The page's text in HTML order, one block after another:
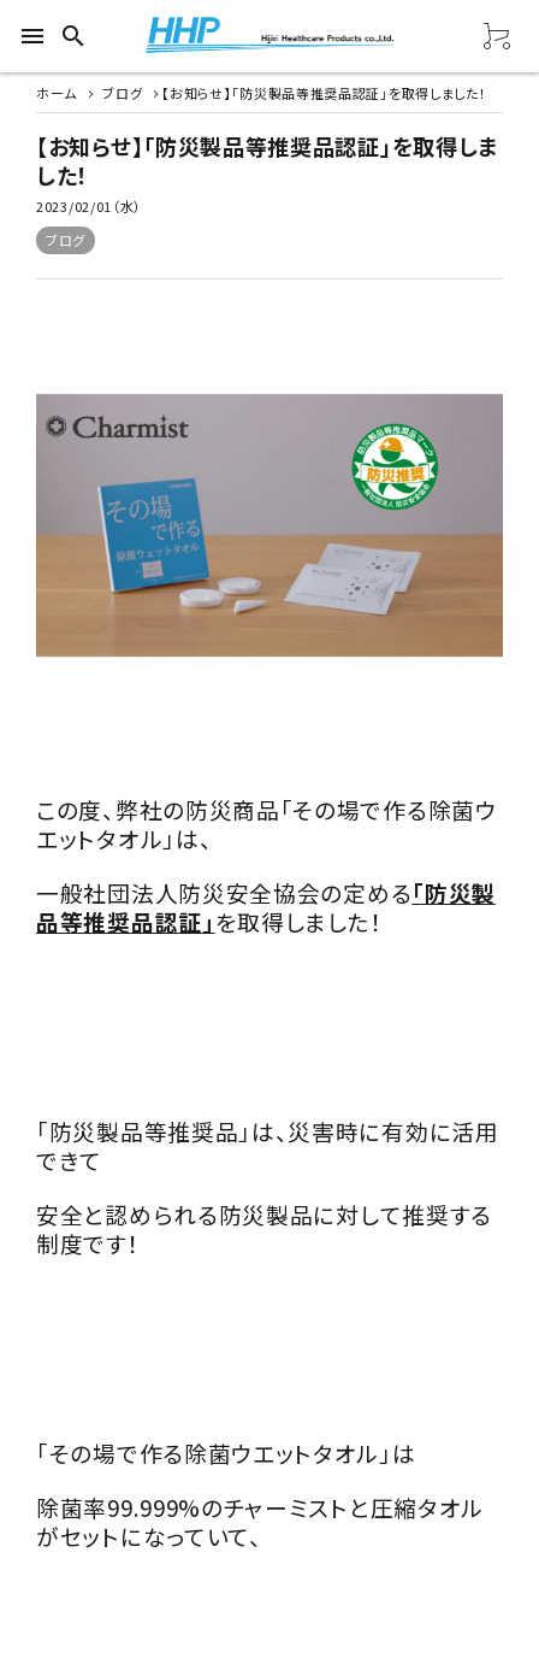
menu search
ホーム ブログ 【お知らせ】「防災製品等推奨品認証」を取得しました！
【お知らせ】「防災製品等推奨品認証」を取得しま
した！
2023/02/01（水）
ブログ
この度、弊社の防災商品「その場で作る除菌ウ
エットタオル」は、
一般社団法人防災安全協会の定める「防災製
品等推奨品認証」を取得しました！
「防災製品等推奨品」は、災害時に有効に活用
できて
安全と認められる防災製品に対して推奨する
制度です！
「その場で作る除菌ウエットタオル」は
除菌率99.999%のチャーミストと圧縮タオル
がセットになっていて、